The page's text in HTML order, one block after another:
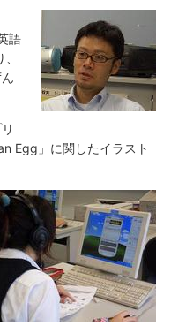
語
Egg」に関したイラスト